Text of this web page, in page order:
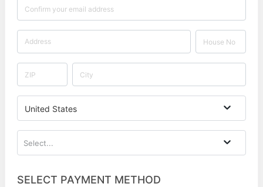
United States
Select...
SELECT PAYMENT METHOD